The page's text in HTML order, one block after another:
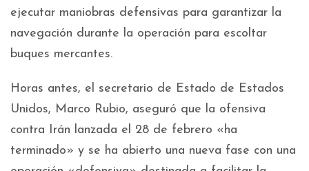
ejecutar maniobras defensivas para garantizar la
navegación durante la operación para escoltar
buques mercantes.
Horas antes, el secretario de Estado de Estados
Unidos, Marco Rubio, aseguró que la ofensiva
contra Irán lanzada el 28 de febrero «ha
terminado» y se ha abierto una nueva fase con una